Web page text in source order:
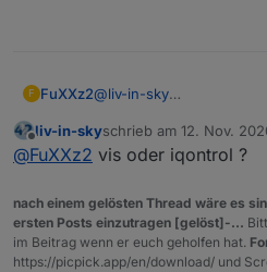
F FuXXz2@liv-in-sky
aber dann bekommt das
Farbe #0000e0
.
Offline
liv-in-skyschrieb am 12. Nov.
zuletzt editiert von
@FuXXz2 vis oder iqontrol ?
nach einem gelösten Thread wäre es
ersten Posts einzutragen [gelöst]-...
im Beitrag wenn er euch geholfen hat.
https://picpick.app/en/download/ und